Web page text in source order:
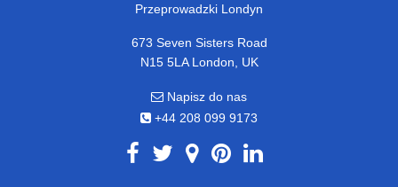
Przeprowadzki Londyn
673 Seven Sisters Road
N15 5LA London, UK
Napisz do nas
+44 208 099 9173